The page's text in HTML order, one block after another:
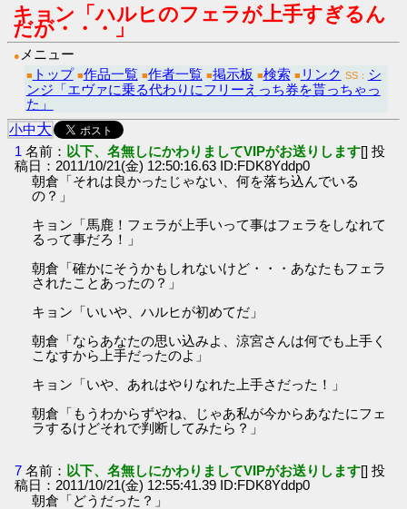
キョン「ハルヒのフェラが上手すぎるん
だが・・・」
● メニュー
■ トップ ■作品一覧 ■作者一覧 ■掲示板 ■検索 ■ リンク SS： シ
ンジ「エヴァに乗る代わりにフリーえっち券を貰っちゃっ
た」
小中大
1 名前： 以下、名無しにかわりましてVIPがお送りします[] 投
稿日：2011/10/21(金) 12:50:16.63 ID:FDK8Yddp0
朝倉「それは良かったじゃない、何を落ち込んでいる
の？」
キョン「馬鹿！フェラが上手いって事はフェラをしなれて
るって事だろ！」
朝倉「確かにそうかもしれないけど・・・あなたもフェラ
されたことあったの？」
キョン「いいや、ハルヒが初めてだ」
朝倉「ならあなたの思い込みよ、涼宮さんは何でも上手く
こなすから上手だったのよ」
キョン「いや、あれはやりなれた上手さだった！」
朝倉「もうわからずやね、じゃあ私が今からあなたにフェ
ラするけどそれで判断してみたら？」
7 名前： 以下、名無しにかわりましてVIPがお送りします[] 投
稿日：2011/10/21(金) 12:55:41.39 ID:FDK8Yddp0
朝倉「どうだった？」